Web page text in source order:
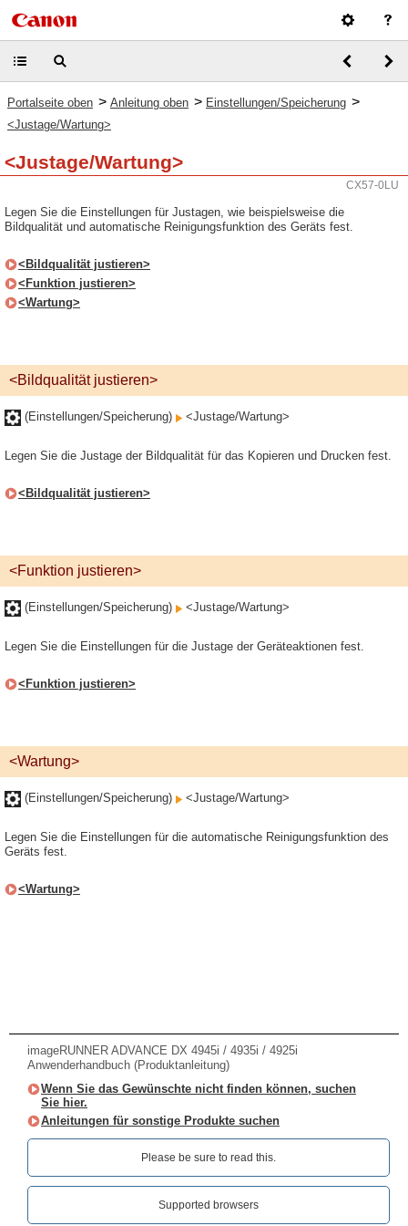
Portalseite oben > Anleitung oben > Einstellungen/Speicherung >
<Justage/Wartung>
<Justage/Wartung>
CX57-0LU
Legen Sie die Einstellungen für Justagen, wie beispielsweise die
Bildqualität und automatische Reinigungsfunktion des Geräts fest.
<Bildqualität justieren>
<Funktion justieren>
<Wartung>
<Bildqualität justieren>
(Einstellungen/Speicherung) <Justage/Wartung>
Legen Sie die Justage der Bildqualität für das Kopieren und Drucken fest.
<Bildqualität justieren>
<Funktion justieren>
(Einstellungen/Speicherung) <Justage/Wartung>
Legen Sie die Einstellungen für die Justage der Geräteaktionen fest.
<Funktion justieren>
<Wartung>
(Einstellungen/Speicherung) <Justage/Wartung>
Legen Sie die Einstellungen für die automatische Reinigungsfunktion des
Geräts fest.
<Wartung>
imageRUNNER ADVANCE DX 4945i / 4935i / 4925i
Anwenderhandbuch (Produktanleitung)
Wenn Sie das Gewünschte nicht finden können, suchen
Sie hier.
Anleitungen für sonstige Produkte suchen
Please be sure to read this.‎
Supported browsers